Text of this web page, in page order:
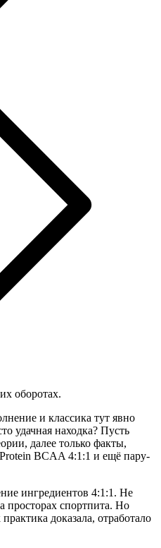
оборотах.
и классика тут явно
удачная находка? Пусть
далее только факты,
BCAA 4:1:1 и ещё пару-
ингредиентов 4:1:1. Не
просторах спортпита. Но
доказала, отработало